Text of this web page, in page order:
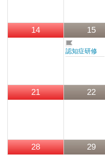
14 15
認知症研修
21 22
28 29
施設のご利用案内
事務局連絡先・所在地
お問い合わせ